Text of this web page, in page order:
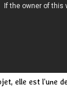
elle est l’une